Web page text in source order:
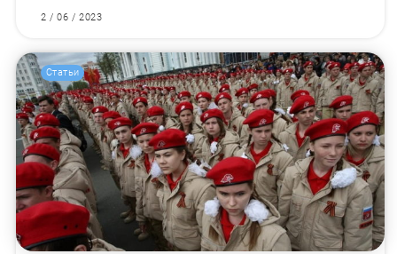
2 / 06 / 2023
Статьи